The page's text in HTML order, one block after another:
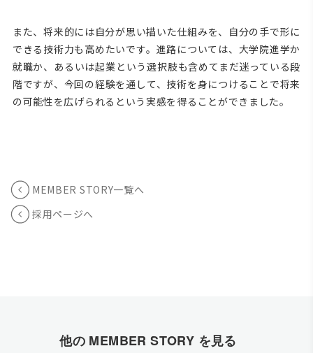
また、将来的には自分が思い描いた仕組みを、自分の手で形に
できる技術力も高めたいです。進路については、大学院進学か
就職か、あるいは起業という選択肢も含めてまだ迷っている段
階ですが、今回の経験を通して、技術を身につけることで将来
の可能性を広げられるという実感を得ることができました。
MEMBER STORY一覧へ
採用ページへ